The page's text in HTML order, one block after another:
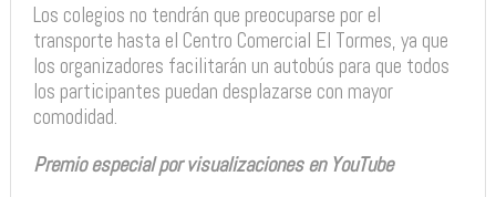
Los colegios no tendrán que preocuparse por el
transporte hasta el Centro Comercial El Tormes, ya que
los organizadores facilitarán un autobús para que todos
los participantes puedan desplazarse con mayor
comodidad.
Premio especial por visualizaciones en YouTube